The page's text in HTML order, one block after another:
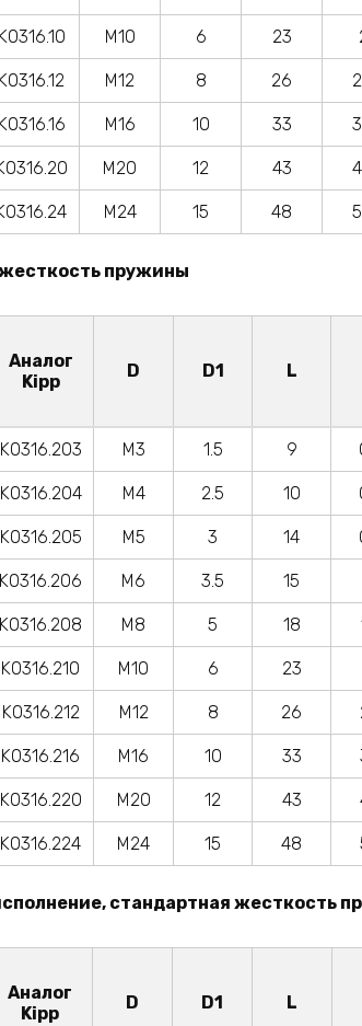
K0316.10 M10 6 23
K0316.12 M12 8 26
K0316.16 M16 10 33
M20 12 43
M24 15 48
пружины
Аналог
Kipp
D D1 L
K0316.203 M3 1.5 9
K0316.204 M4 2.5 10
K0316.205 M5 3 14
K0316.206 M6 3.5 15
K0316.208 M8 5 18
K0316.210 M10 6 23
K0316.212 M12 8 26
K0316.216 M16 10 33
K0316.220 M20 12 43
K0316.224 M24 15 48
стандартная жесткость
Аналог
Kipp
D D1 L